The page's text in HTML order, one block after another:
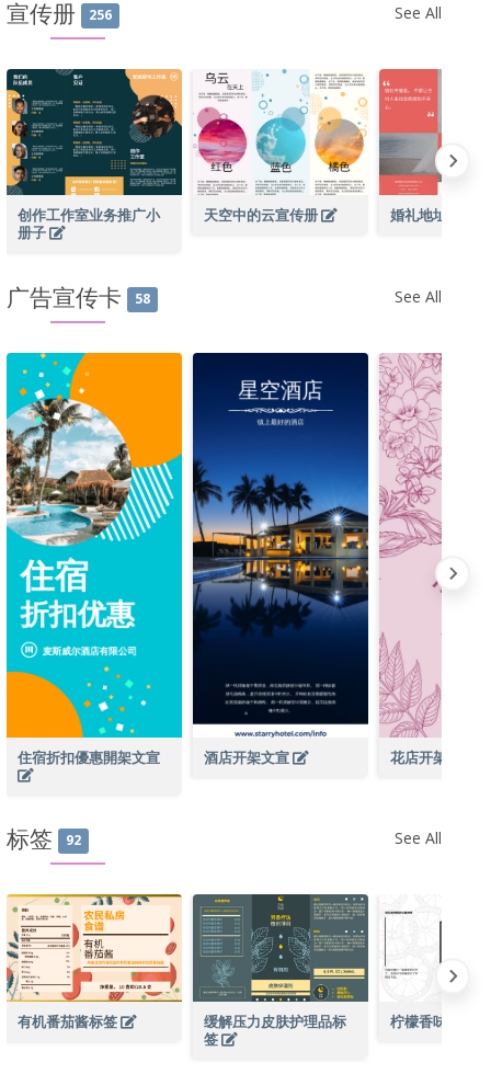
宣传册 256 See All
创作工作室业务推广小
册子
天空中的云宣传册 婚礼地址传单
广告宣传卡 58 See All
住宿折扣優惠開架文宣 酒店开架文宣 花店开架文宣
标签 92 See All
有机番茄酱标签
缓解压力皮肤护理品标
签
柠檬香味喷雾